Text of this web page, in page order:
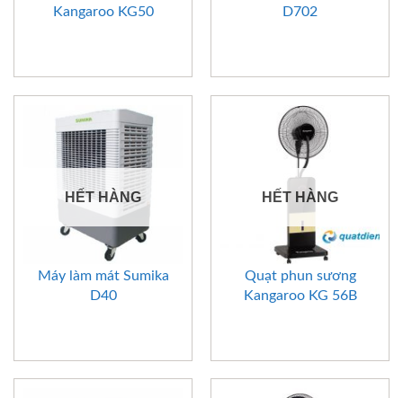
Kangaroo KG50
D702
HẾT HÀNG
Máy làm mát Sumika
D40
HẾT HÀNG
Quạt phun sương
Kangaroo KG 56B